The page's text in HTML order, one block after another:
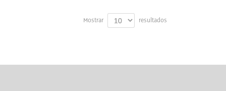
Mostrar resultados